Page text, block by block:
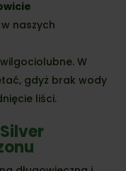
naszych
W
gdyż brak wody
liści.